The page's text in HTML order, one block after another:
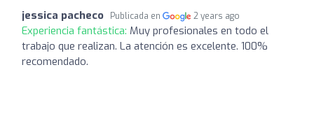
jessica pacheco Publicada en 2 years ago
Experiencia fantástica: Muy profesionales en todo el
trabajo que realizan. La atención es excelente. 100%
recomendado.